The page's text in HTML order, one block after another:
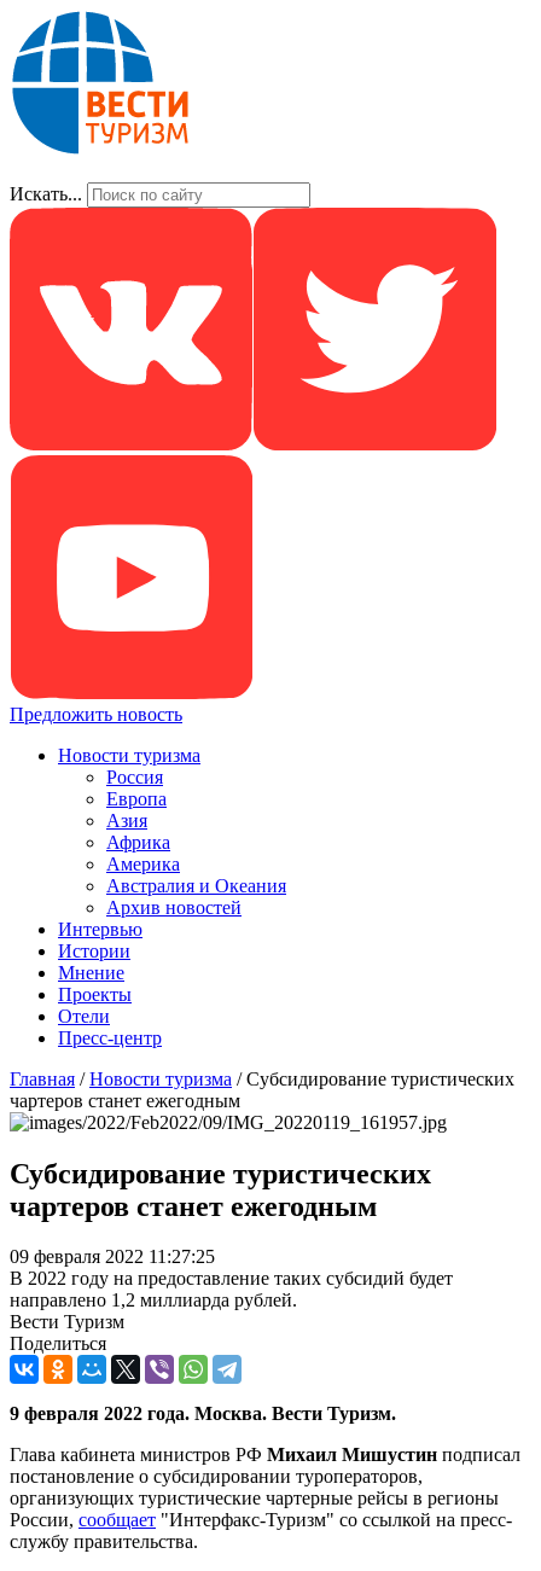
Искать...
Предложить новость
Новости туризма
Россия
Европа
Азия
Африка
Америка
Австралия и Океания
Архив новостей
Интервью
Истории
Мнение
Проекты
Отели
Пресс-центр
Главная /Новости туризма /Субсидирование туристических
чартеров станет ежегодным
Субсидирование туристических
чартеров станет ежегодным
09 февраля 2022 11:27:25
В 2022 году на предоставление таких субсидий будет
направлено 1,2 миллиарда рублей.
Вести Туризм
Поделиться
9 февраля 2022 года. Москва. Вести Туризм.
Глава кабинета министров РФ Михаил Мишустин подписал
постановление о субсидировании туроператоров,
организующих туристические чартерные рейсы в регионы
России, сообщает "Интерфакс-Туризм" со ссылкой на пресс-
службу правительства.